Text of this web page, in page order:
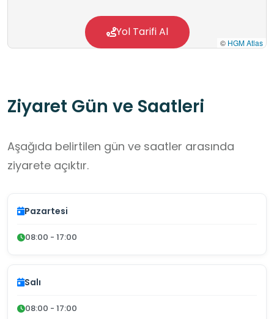
© HGM Atlas
Yol Tarifi Al
Ziyaret Gün ve Saatleri
Aşağıda belirtilen gün ve saatler arasında
ziyarete açıktır.
Pazartesi
08:00 - 17:00
Salı
08:00 - 17:00